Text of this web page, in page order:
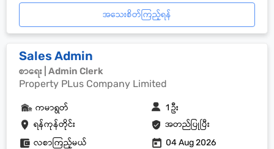
အသေးစိတ်ကြည့်ရန်
Sales Admin
စာရေး | Admin Clerk
Property PLus Company Limited
ရန်ကုန်တိုင်း အတည်ပြုပြီး
ကမာရွတ် 1 ဦး
လစာကြည့်မယ် 04 Aug 2026